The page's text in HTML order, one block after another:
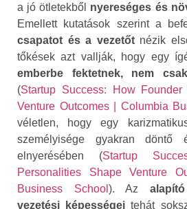
a jó ötletekből nyereséges és
Emellett kutatások szerint a
csapatot és a vezetőtnézik
tőkések azt vallják, hogy egy
emberbe fektetnek, nem
(Startup Success: How
Venture Outcomes | Columbia
véletlen, hogy egy
személyisége gyakran döntő
elnyerésében (Startup
Personalities Shape Venture
Business School ). Az
vezetési képességei tehát